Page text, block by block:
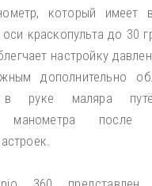
который имеет
краскопульта до 30
настройку
дополнительно
в руке маляра
манометра после